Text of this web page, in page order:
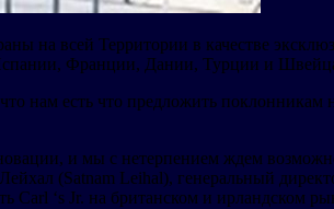
на всей Территории в качестве
Испании, Франции, Дании, Турции и
нам есть что предложить
и мы с нетерпением ждем
(Satnam Leihal), генеральный
Carl ‘s Jr. на британском и ирландском